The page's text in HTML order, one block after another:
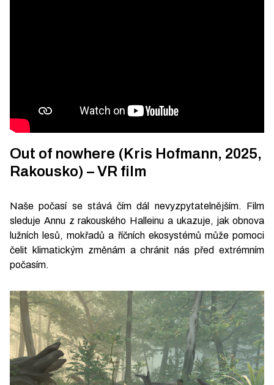
Out of nowhere (Kris Hofmann, 2025,
Rakousko) – VR film
Naše počasí se stává čím dál nevyzpytatelnějším. Film
sleduje Annu z rakouského Halleinu a ukazuje, jak obnova
lužních lesů, mokřadů a říčních ekosystémů může pomoci
čelit klimatickým změnám a chránit nás před extrémním
počasím.